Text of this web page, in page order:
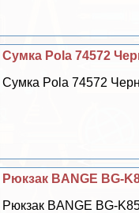
Сумка Pola 74572
Сумка Pola 74572
Рюкзак BANGE BG-
Рюкзак BANGE BG-